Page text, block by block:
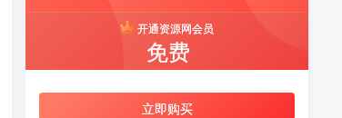
开通资源网会员
免费
立即购买